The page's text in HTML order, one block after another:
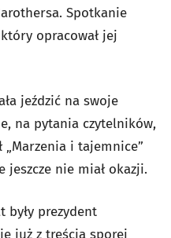
Spotkanie
opracował jej
jeździć na swoje
na pytania czytelników,
„Marzenia i tajemnice”
jeszcze nie miał okazji.
były prezydent
już z treścią sporej